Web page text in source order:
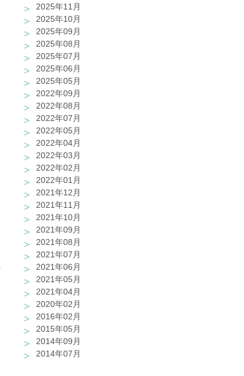
2025年11月
2025年10月
2025年09月
2025年08月
2025年07月
2025年06月
2025年05月
2022年09月
2022年08月
2022年07月
2022年05月
2022年04月
2022年03月
2022年02月
2022年01月
2021年12月
2021年11月
2021年10月
2021年09月
2021年08月
2021年07月
2021年06月
2021年05月
2021年04月
2020年02月
2016年02月
2015年05月
2014年09月
2014年07月